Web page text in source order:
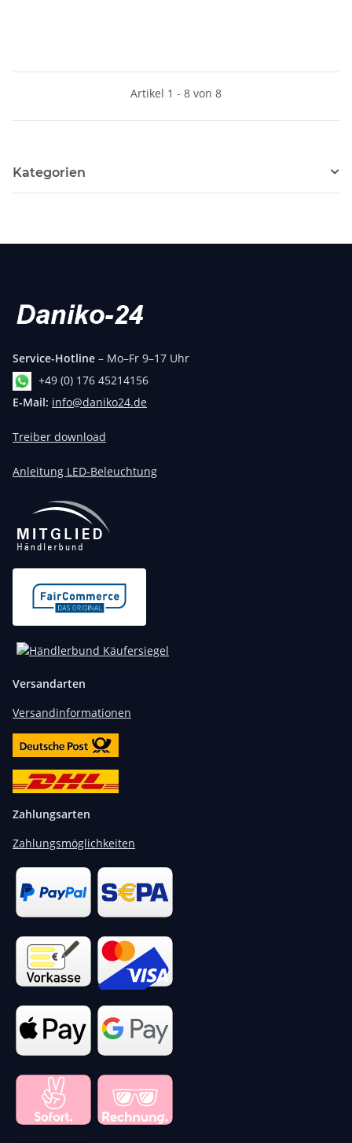
Artikel 1 - 8 von 8
Kategorien
Service-Hotline – Mo–Fr 9–17 Uhr
+49 (0) 176 45214156
E-Mail: info@daniko24.de
Treiber download
Anleitung LED-Beleuchtung
Versandarten
Versandinformationen
Zahlungsarten
Zahlungsmöglichkeiten